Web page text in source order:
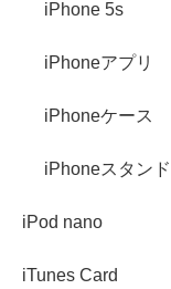
iPhone 5s
iPhoneアプリ
iPhoneケース
iPhoneスタンド
iPod nano
iTunes Card